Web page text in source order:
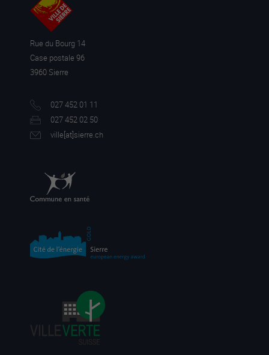
Rue du Bourg 14
Case postale 96
3960 Sierre
027 452 01 11
027 452 02 50
ville[at]sierre.ch